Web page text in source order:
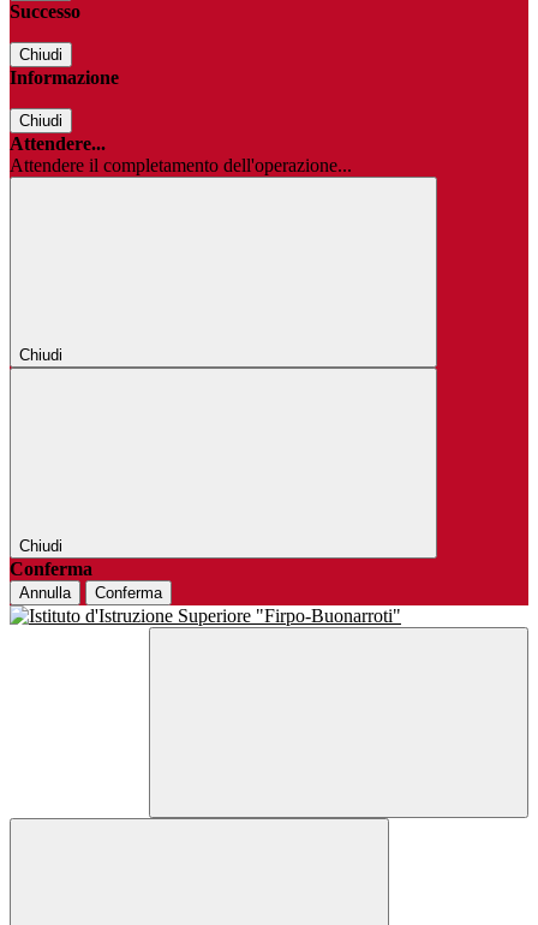
Successo
Chiudi
Informazione
Chiudi
Attendere...
Attendere il completamento dell'operazione...
Chiudi
Chiudi
Conferma
Annulla Conferma